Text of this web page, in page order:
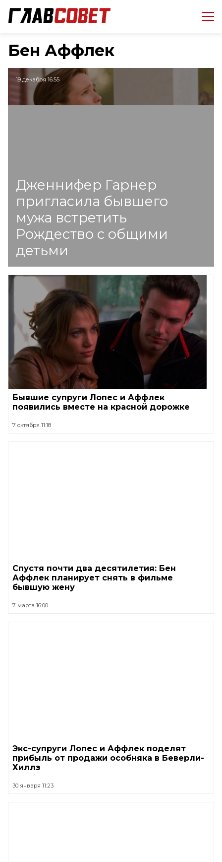
Бен Аффлек
19 декабря 16:55
Дженнифер Гарнер
пригласила бывшего
мужа встретить
Рождество с общими
детьми
Бывшие супруги Лопес и Аффлек
появились вместе на красной дорожке
7 октября 11:18
Спустя почти два десятилетия: Бен
Аффлек планирует снять в фильме
бывшую жену
7 марта 16:00
Экс-супруги Лопес и Аффлек поделят
прибыль от продажи особняка в Беверли-
Хиллз
30 января 11:23